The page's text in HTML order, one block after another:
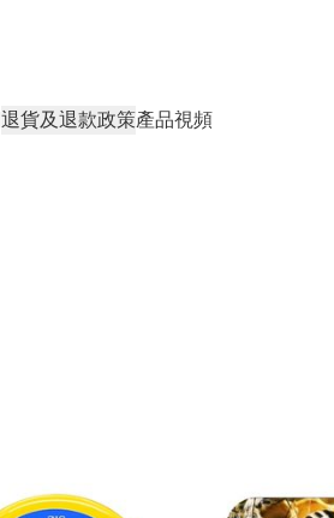
退貨及退款政策產品視頻